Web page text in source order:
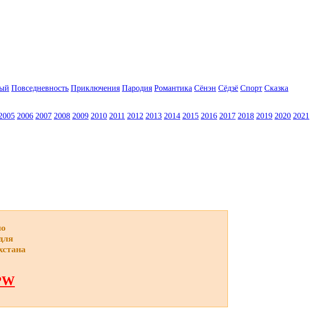
Повседневность Приключения Пародия Романтика Сёнэн Сёдзё Спорт Сказка
2006 2007 2008 2009 2010 2011 2012 2013 2014 2015 2016 2017 2018 2019 2020 2021